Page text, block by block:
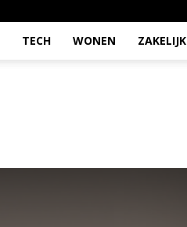
TECH WONEN ZAKELIJK